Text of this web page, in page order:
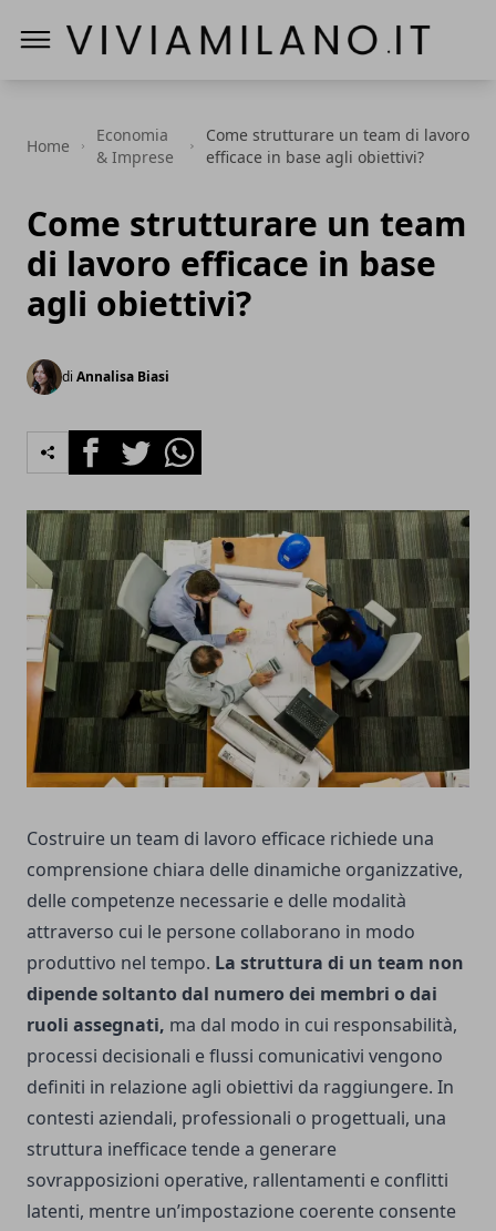
Home
Economia
& Imprese
Come strutturare un team di lavoro
efficace in base agli obiettivi?
Come strutturare un team
di lavoro efficace in base
agli obiettivi?
di Annalisa Biasi
FacebookTwitterWhatsapp
Costruire un team di lavoro efficace richiede una
comprensione chiara delle dinamiche organizzative,
delle competenze necessarie e delle modalità
attraverso cui le persone collaborano in modo
produttivo nel tempo. La struttura di un team non
dipende soltanto dal numero dei membri o dai
ruoli assegnati, ma dal modo in cui responsabilità,
processi decisionali e flussi comunicativi vengono
definiti in relazione agli obiettivi da raggiungere. In
contesti aziendali, professionali o progettuali, una
struttura inefficace tende a generare
sovrapposizioni operative, rallentamenti e conflitti
latenti, mentre un’impostazione coerente consente